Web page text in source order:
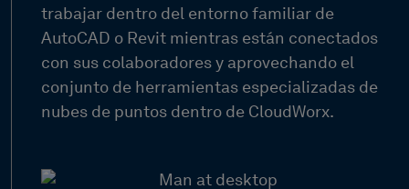
trabajar dentro del entorno familiar de
AutoCAD o Revit mientras están conectados
con sus colaboradores y aprovechando el
conjunto de herramientas especializadas de
nubes de puntos dentro de CloudWorx.